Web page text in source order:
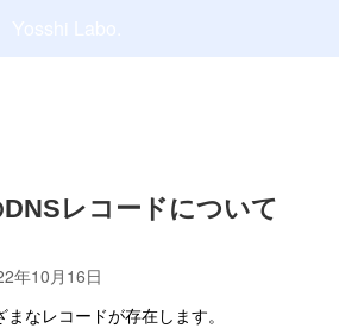
DNSレコードについて
年10月16日
なレコードが存在します。